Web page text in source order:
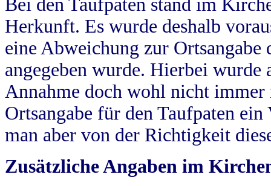
Bei den Taufpaten stand im
Herkunft. Es wurde deshalb
eine Abweichung zur
angegeben wurde. Hierbei wurde
Annahme doch wohl nicht
Ortsangabe für den Taufpaten
man aber von der Richtigkeit
Zusätzliche Angaben im